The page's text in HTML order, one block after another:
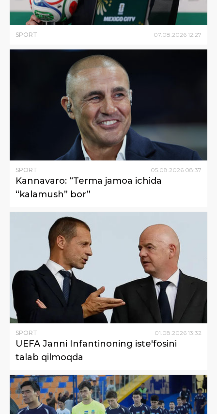
SPORT 07 08 2026 12:27
SPORT 05.08.2026 08:37
Kannavaro: “Terma jamoa ichida
“kalamush” bor”
SPORT 01 08 2026 13:32
UEFA Janni Infantinoning iste'fosini
talab qilmoqda